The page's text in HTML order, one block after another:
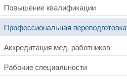
Повышение квалификации
Профессиональная переподготовка
Аккредитация мед. работников
Рабочие специальности